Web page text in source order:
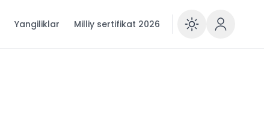
Yangiliklar Milliy sertifikat 2026